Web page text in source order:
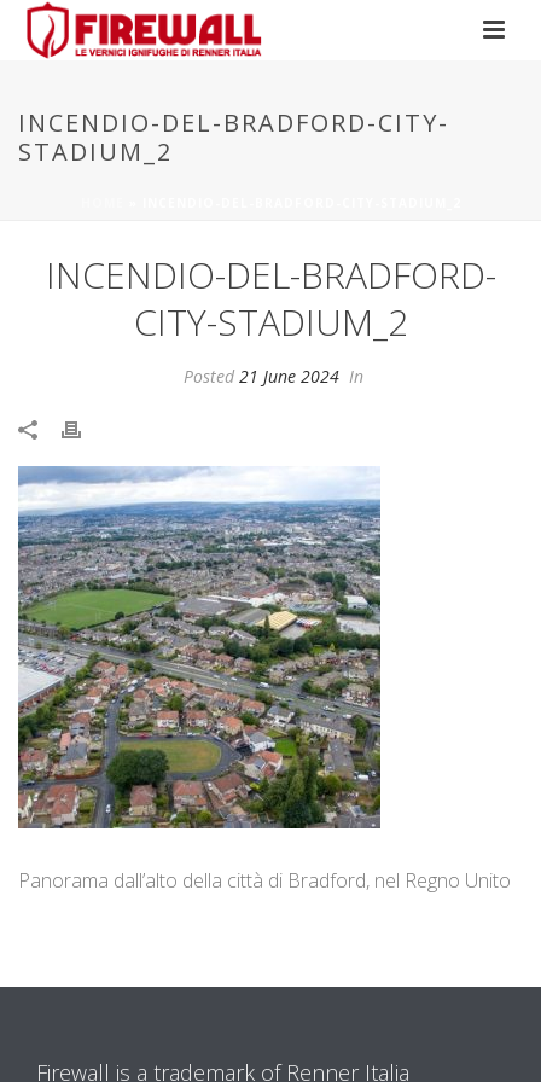
INCENDIO-DEL-BRADFORD-CITY-
STADIUM_2
INCENDIO-DEL-BRADFORD-
CITY-STADIUM_2
Posted 21 June 2024 In
Panorama dall’alto della città di Bradford, nel Regno Unito
Firewall is a trademark of Renner Italia